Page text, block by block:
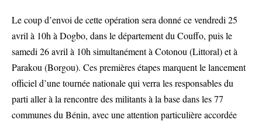
Le coup d’envoi de cette opération sera donné ce vendredi 25
avril à 10h à Dogbo, dans le département du Couffo, puis le
samedi 26 avril à 10h simultanément à Cotonou (Littoral) et à
Parakou (Borgou). Ces premières étapes marquent le lancement
officiel d’une tournée nationale qui verra les responsables du
parti aller à la rencontre des militants à la base dans les 77
communes du Bénin, avec une attention particulière accordée